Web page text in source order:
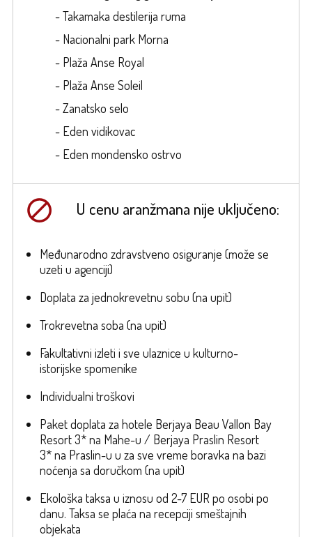
- Takamaka destilerija ruma
- Nacionalni park Morna
- Plaža Anse Royal
- Plaža Anse Soleil
- Zanatsko selo
- Eden vidikovac
- Eden mondensko ostrvo
U cenu aranžmana nije uključeno:
Međunarodno zdravstveno osiguranje (može se
uzeti u agenciji)
Doplata za jednokrevetnu sobu (na upit)
Trokrevetna soba (na upit)
Fakultativni izleti i sve ulaznice u kulturno-
istorijske spomenike
Individualni troškovi
Paket doplata za hotele Berjaya Beau Vallon Bay
Resort 3* na Mahe-u / Berjaya Praslin Resort
3* na Praslin-u u za sve vreme boravka na bazi
noćenja sa doručkom (na upit)
Ekološka taksa u iznosu od 2-7 EUR po osobi po
danu. Taksa se plaća na recepciji smeštajnih
objekata